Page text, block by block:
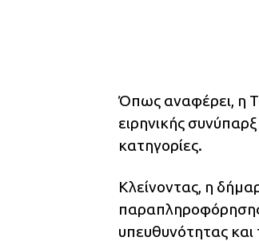
Όπως αναφέρει, η
ειρηνικής
κατηγορίες.
Κλείνοντας, η
παραπληροφόρησης
υπευθυνότητας και